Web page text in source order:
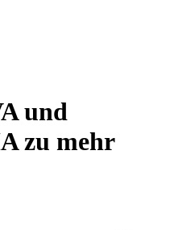
und
zu mehr